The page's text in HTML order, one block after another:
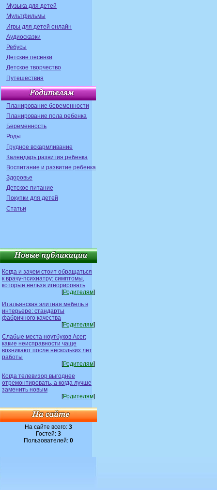
Музыка для детей
Мультфильмы
Игры для детей онлайн
Аудиосказки
Ребусы
Детские песенки
Детское творчество
Путешествия
Планирование беременности
Планирование пола ребенка
Беременность
Роды
Грудное вскармливание
Календарь развития ребенка
Воспитание и развитие ребенка
Здоровье
Детское питание
Покупки для детей
Статьи
Когда и зачем стоит обращаться
к врачу-психиатру: симптомы,
которые нельзя игнорировать
[Родителям]
Итальянская элитная мебель в
интерьере: стандарты
фабричного качества
[Родителям]
Слабые места ноутбуков Acer:
какие неисправности чаще
возникают после нескольких лет
работы
[Родителям]
Когда телевизор выгоднее
отремонтировать, а когда лучше
заменить новым
[Родителям]
На сайте всего: 3
Гостей: 3
Пользователей: 0